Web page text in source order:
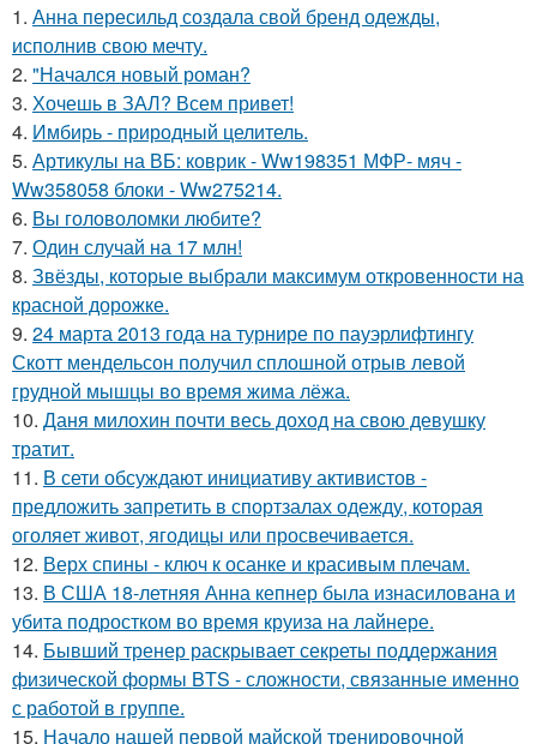
1. Анна пересильд создала свой бренд одежды,
исполнив свою мечту.
2. "Начался новый роман?
3. Хочешь в ЗАЛ? Всем привет!
4. Имбирь - природный целитель.
5. Артикулы на ВБ: коврик - Ww198351 МФР- мяч -
Ww358058 блоки - Ww275214.
6. Вы головоломки любите?
7. Один случай на 17 млн!
8. Звёзды, которые выбрали максимум откровенности на
красной дорожке.
9. 24 марта 2013 года на турнире по пауэрлифтингу
Скотт мендельсон получил сплошной отрыв левой
грудной мышцы во время жима лёжа.
10. Даня милохин почти весь доход на свою девушку
тратит.
11. В сети обсуждают инициативу активистов -
предложить запретить в спортзалах одежду, которая
оголяет живот, ягодицы или просвечивается.
12. Верх спины - ключ к осанке и красивым плечам.
13. В США 18-летняя Анна кепнер была изнасилована и
убита подростком во время круиза на лайнере.
14. Бывший тренер раскрывает секреты поддержания
физической формы BTS - сложности, связанные именно
с работой в группе.
15. Начало нашей первой майской тренировочной